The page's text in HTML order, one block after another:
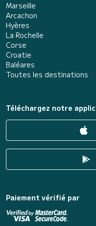
Marseille
Arcachon
Hyères
La Rochelle
Corse
Croatie
Baléares
Toutes les destinations
Téléchargez notre
Paiement vérifié par